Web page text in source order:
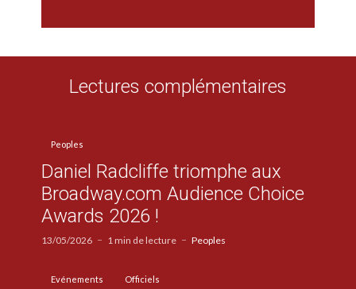
Lectures complémentaires
Peoples
Daniel Radcliffe triomphe aux
Broadway.com Audience Choice
Awards 2026 !
13/05/2026 1 min de lecture Peoples
Evénements Officiels